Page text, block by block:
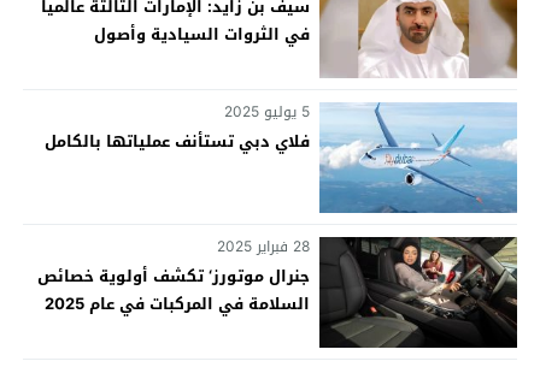
سيف بن زايد: الإمارات الثالثة عالمياً
في الثروات السيادية وأصول
5 يوليو 2025
فلاي دبي تستأنف عملياتها بالكامل
28 فبراير 2025
جنرال موتورز‘ تكشف أولوية خصائص
السلامة في المركبات في عام 2025